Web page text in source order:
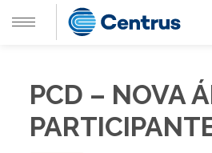
PCD – NOVA